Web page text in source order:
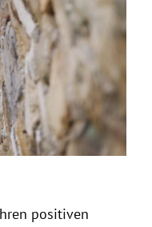
positiven